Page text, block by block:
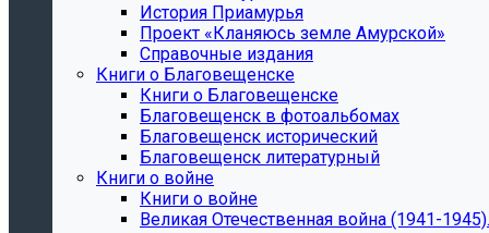
История Приамурья
Проект «Кланяюсь земле Амурской»
Справочные издания
Книги о Благовещенске
Книги о Благовещенске
Благовещенск в фотоальбомах
Благовещенск исторический
Благовещенск литературный
Книги о войне
Книги о войне
Великая Отечественная война (1941-